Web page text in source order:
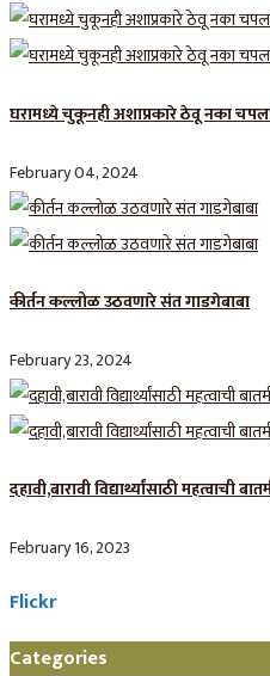
घरामध्ये चुकूनही अशाप्रकारे ठेवू नका
February 04, 2024
कीर्तन कल्लोळ उठवणारे संत गाडगेबाबा
February 23, 2024
दहावी,बारावी विद्यार्थ्यांसाठी महत्वाची
February 16, 2023
Flickr
Categories